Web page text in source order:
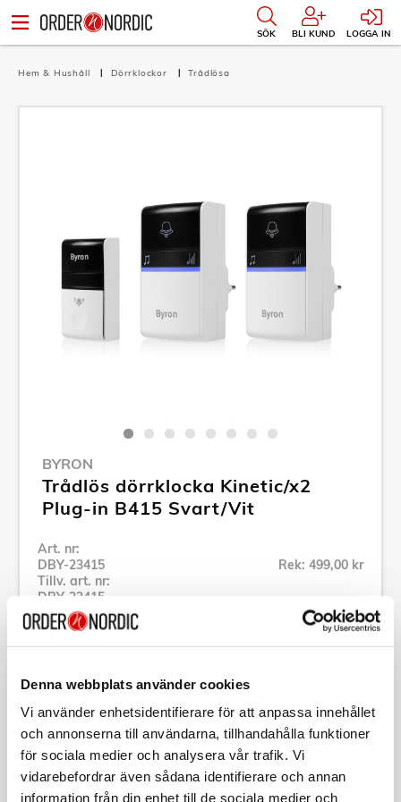
Denna webbplats använder cookies
Vi använder enhetsidentifierare för att anpassa innehållet
och annonserna till användarna, tillhandahålla funktioner
för sociala medier och analysera vår trafik. Vi
vidarebefordrar även sådana identifierare och annan
information från din enhet till de sociala medier och
SÖK BLI KUND LOGGA IN
Hem & Hushåll Dörrklockor Trådlösa
BYRON
Trådlös dörrklocka Kinetic/x2
Plug-in B415 Svart/Vit
Art. nr:
DBY-23415
Tillv. art. nr:
DBY-23415
Rek: 499,00 kr
Se alla produkter inom Byron
Specifikation
Beskrivning
Art. nr:DBY-23415